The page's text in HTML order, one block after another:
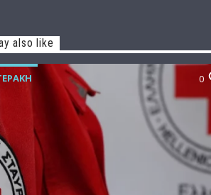
also like
0